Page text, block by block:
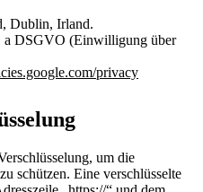
Dublin, Irland.
a DSGVO (Einwilligung über
privacy
um die
schützen. Eine verschlüsselte